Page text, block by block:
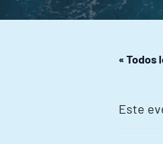
« Todos
Este